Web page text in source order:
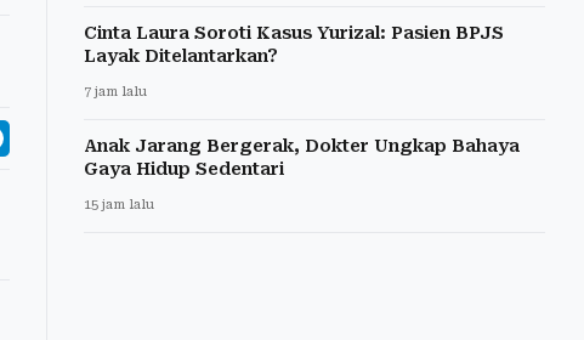
Cinta Laura Soroti Kasus Yurizal: Pasien BPJS
Layak Ditelantarkan?
7 jam lalu
Anak Jarang Bergerak, Dokter Ungkap Bahaya
Gaya Hidup Sedentari
15 jam lalu